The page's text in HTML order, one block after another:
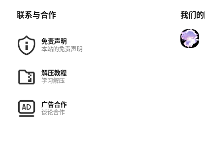
联系与合作
免责声明
本站的免责声明
解压教程
学习解压
广告合作
谈论合作
我们